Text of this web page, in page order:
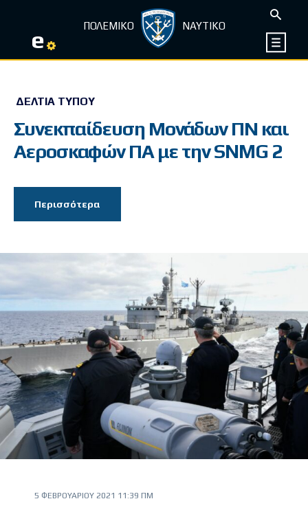
e ΠΟΛΕΜΙΚΟ ΝΑΥΤΙΚΟ
ΔΕΛΤΊΑ ΤΎΠΟΥ
Συνεκπαίδευση Μονάδων ΠΝ και
Αεροσκαφών ΠΑ με την SNMG 2
Περισσότερα
5 ΦΕΒΡΟΥΑΡΊΟΥ 2021 11:39 ΠΜ